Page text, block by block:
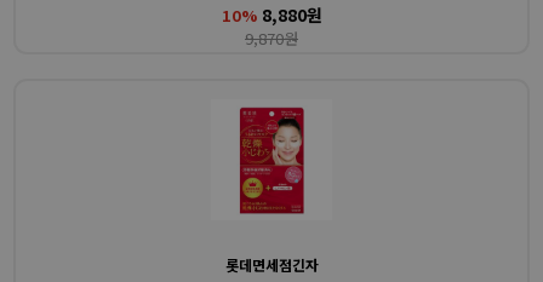
10% 8,880원
9,870원
롯데면세점긴자